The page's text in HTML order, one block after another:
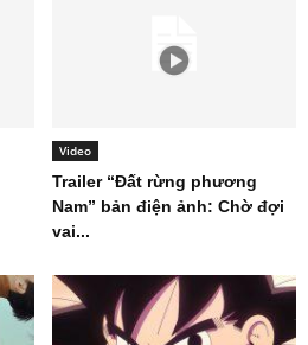
Video
Trailer “Đất rừng phương
Nam” bản điện ảnh: Chờ đợi
vai...